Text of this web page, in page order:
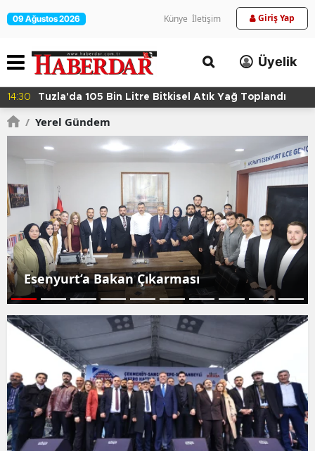
09 Ağustos 2026 Künye İletişim Giriş Yap
Üyelik
14:30 Tuzla'da 105 Bin Litre Bitkisel Atık Yağ Toplandı
/ Yerel Gündem
Esenyurt’a Bakan Çıkarması